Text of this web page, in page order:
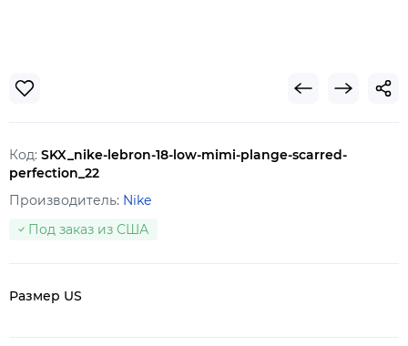
Код: SKX_nike-lebron-18-low-mimi-plange-scarred-
perfection_22
Производитель: Nike
Под заказ из США
Размер US